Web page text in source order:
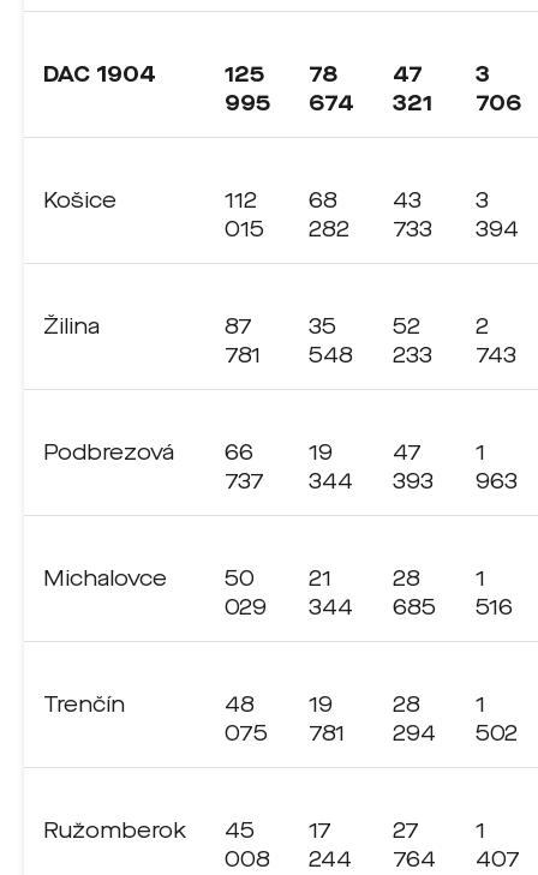
DAC 1904
125
995
78
674
47
321
3
706
Košice
112
015
68
282
43
733
3
394
Žilina
87
781
35
548
52
233
2
743
Podbrezová
66
737
19
344
47
393
1
963
Michalovce
50
029
21
344
28
685
1
516
Trenčín
48
075
19
781
28
294
1
502
Ružomberok
45
008
17
244
27
764
1
407